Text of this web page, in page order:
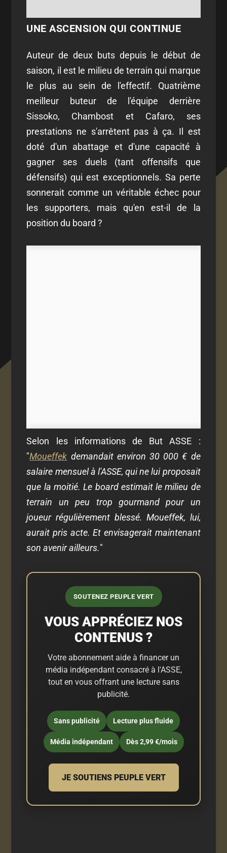
UNE ASCENSION QUI CONTINUE
Auteur de deux buts depuis le début de
saison, il est le milieu de terrain qui marque
le plus au sein de l'effectif. Quatrième
meilleur buteur de l'équipe derrière
Sissoko, Chambost et Cafaro, ses
prestations ne s'arrêtent pas à ça. Il est
doté d'un abattage et d'une capacité à
gagner ses duels (tant offensifs que
défensifs) qui est exceptionnels. Sa perte
sonnerait comme un véritable échec pour
les supporters, mais qu'en est-il de la
position du board ?
Selon les informations de But ASSE :
"Moueffek demandait environ 30 000 € de
salaire mensuel à l'ASSE, qui ne lui proposait
que la moitié. Le board estimait le milieu de
terrain un peu trop gourmand pour un
joueur régulièrement blessé. Moueffek, lui,
aurait pris acte. Et envisagerait maintenant
son avenir ailleurs."
SOUTENEZ PEUPLE VERT
VOUS APPRÉCIEZ NOS
CONTENUS ?
Votre abonnement aide à financer un
média indépendant consacré à l'ASSE,
tout en vous offrant une lecture sans
publicité.
Sans publicité Lecture plus fluide
Média indépendant Dès 2,99 €/mois
JE SOUTIENS PEUPLE VERT